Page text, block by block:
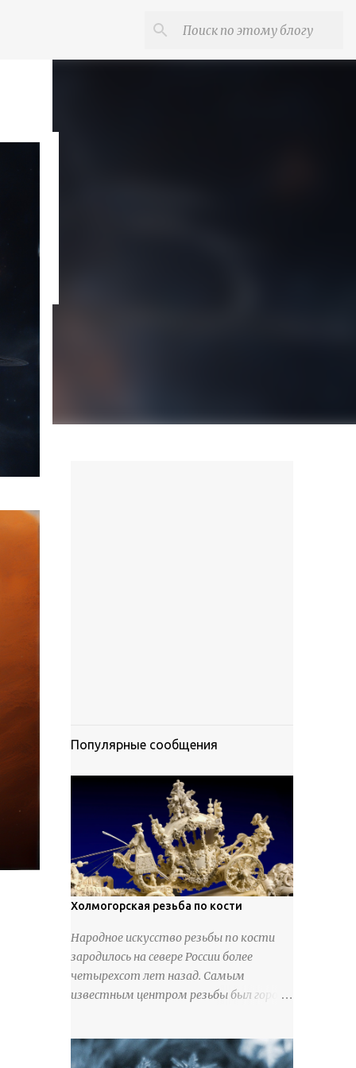
Популярные сообщения
Холмогорская резьба по кости
Народное искусство резьбы по кости
зародилось на севере России более
четырехсот лет назад. Самым
известным центром резьбы был город
служили кости тюленей, рыб и моржей.